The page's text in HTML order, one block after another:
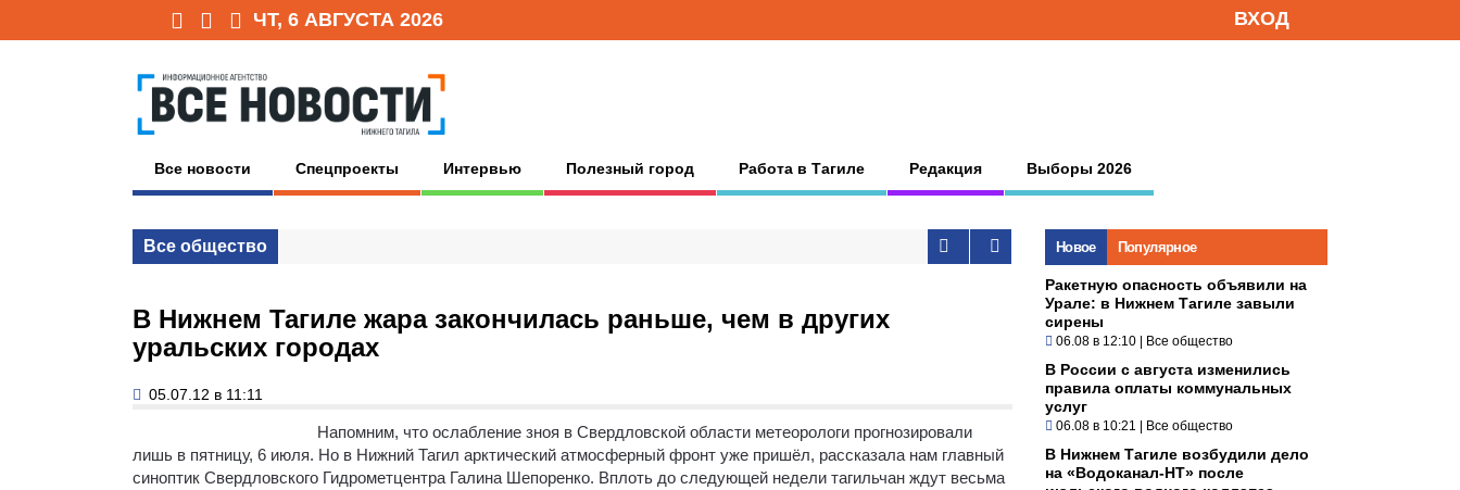
ЧТ, 6 АВГУСТА 2026 ВХОД
Все новости Спецпроекты Интервью Полезный город Работа в Тагиле Редакция Выборы 2026
Все общество
В Нижнем Тагиле жара закончилась раньше, чем в других
уральских городах
05.07.12 в 11:11
Напомним, что ослабление зноя в Свердловской области метеорологи прогнозировали
лишь в пятницу, 6 июля. Но в Нижний Тагил арктический атмосферный фронт уже пришёл, рассказала нам главный
синоптик Свердловского Гидрометцентра Галина Шепоренко. Вплоть до следующей недели тагильчан ждут весьма
Новое Популярное
Ракетную опасность объявили на
Урале: в Нижнем Тагиле завыли
сирены
06.08 в 12:10 | Все общество
В России с августа изменились
правила оплаты коммунальных
услуг
06.08 в 10:21 | Все общество
В Нижнем Тагиле возбудили дело
на «Водоканал-НТ» после